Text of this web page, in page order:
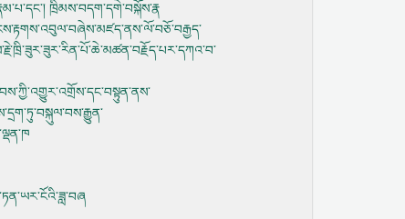
ཁྲིམས་བདག་དགེ་བསྐོས་རྣ